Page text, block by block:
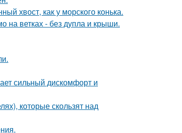
хвост, как у морского конька.
на ветках - без дупла и крыши.
сильный дискомфорт и
которые скользят над